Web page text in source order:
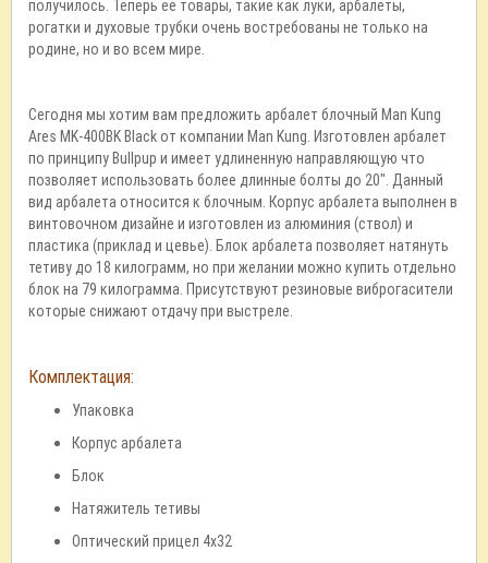
получилось. Теперь её товары, такие как луки, арбалеты,
рогатки и духовые трубки очень востребованы не только на
родине, но и во всем мире.
Сегодня мы хотим вам предложить арбалет блочный Man Kung
Ares MK-400BK Black от компании Man Kung. Изготовлен арбалет
по принципу Bullpup и имеет удлиненную направляющую что
позволяет использовать более длинные болты до 20". Данный
вид арбалета относится к блочным. Корпус арбалета выполнен в
винтовочном дизайне и изготовлен из алюминия (ствол) и
пластика (приклад и цевье). Блок арбалета позволяет натянуть
тетиву до 18 килограмм, но при желании можно купить отдельно
блок на 79 килограмма. Присутствуют резиновые виброгасители
которые снижают отдачу при выстреле.
Комплектация:
Упаковка
Корпус арбалета
Блок
Натяжитель тетивы
Оптический прицел 4x32